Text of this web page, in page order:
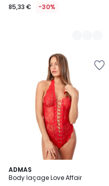
85,33 € -30%
ADMAS
Body laçage Love Affair
2
Couleurs